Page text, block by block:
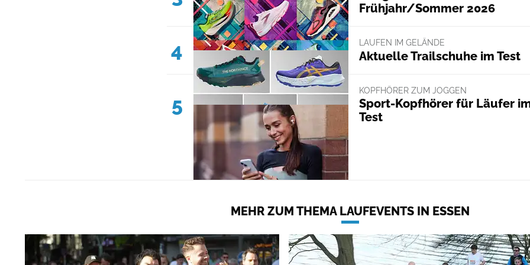
Frühjahr/Sommer 2026
4 LAUFEN IM GELÄNDE
Aktuelle Trailschuhe im Test
5
KOPFHÖRER ZUM JOGGEN
Sport-Kopfhörer für Läufer
Test
MEHR ZUM THEMA LAUFEVENTS IN ESSEN